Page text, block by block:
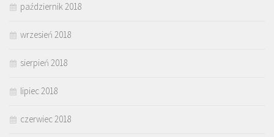
październik 2018
wrzesień 2018
sierpień 2018
lipiec 2018
czerwiec 2018